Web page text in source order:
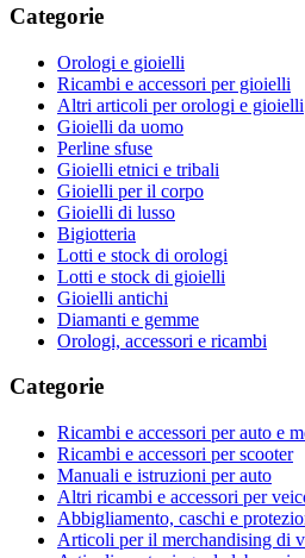
Categorie
Orologi e gioielli
Ricambi e accessori per gioielli
Altri articoli per orologi e gioielli
Gioielli da uomo
Perline sfuse
Gioielli etnici e tribali
Gioielli per il corpo
Gioielli di lusso
Bigiotteria
Lotti e stock di orologi
Lotti e stock di gioielli
Gioielli antichi
Diamanti e gemme
Orologi, accessori e ricambi
Categorie
Ricambi e accessori per auto e
Ricambi e accessori per scooter
Manuali e istruzioni per auto
Altri ricambi e accessori per
Abbigliamento, caschi e
Articoli per il merchandising di